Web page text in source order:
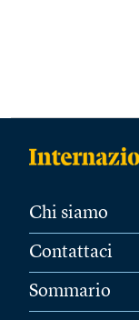
Chi siamo
Contattaci
Sommario